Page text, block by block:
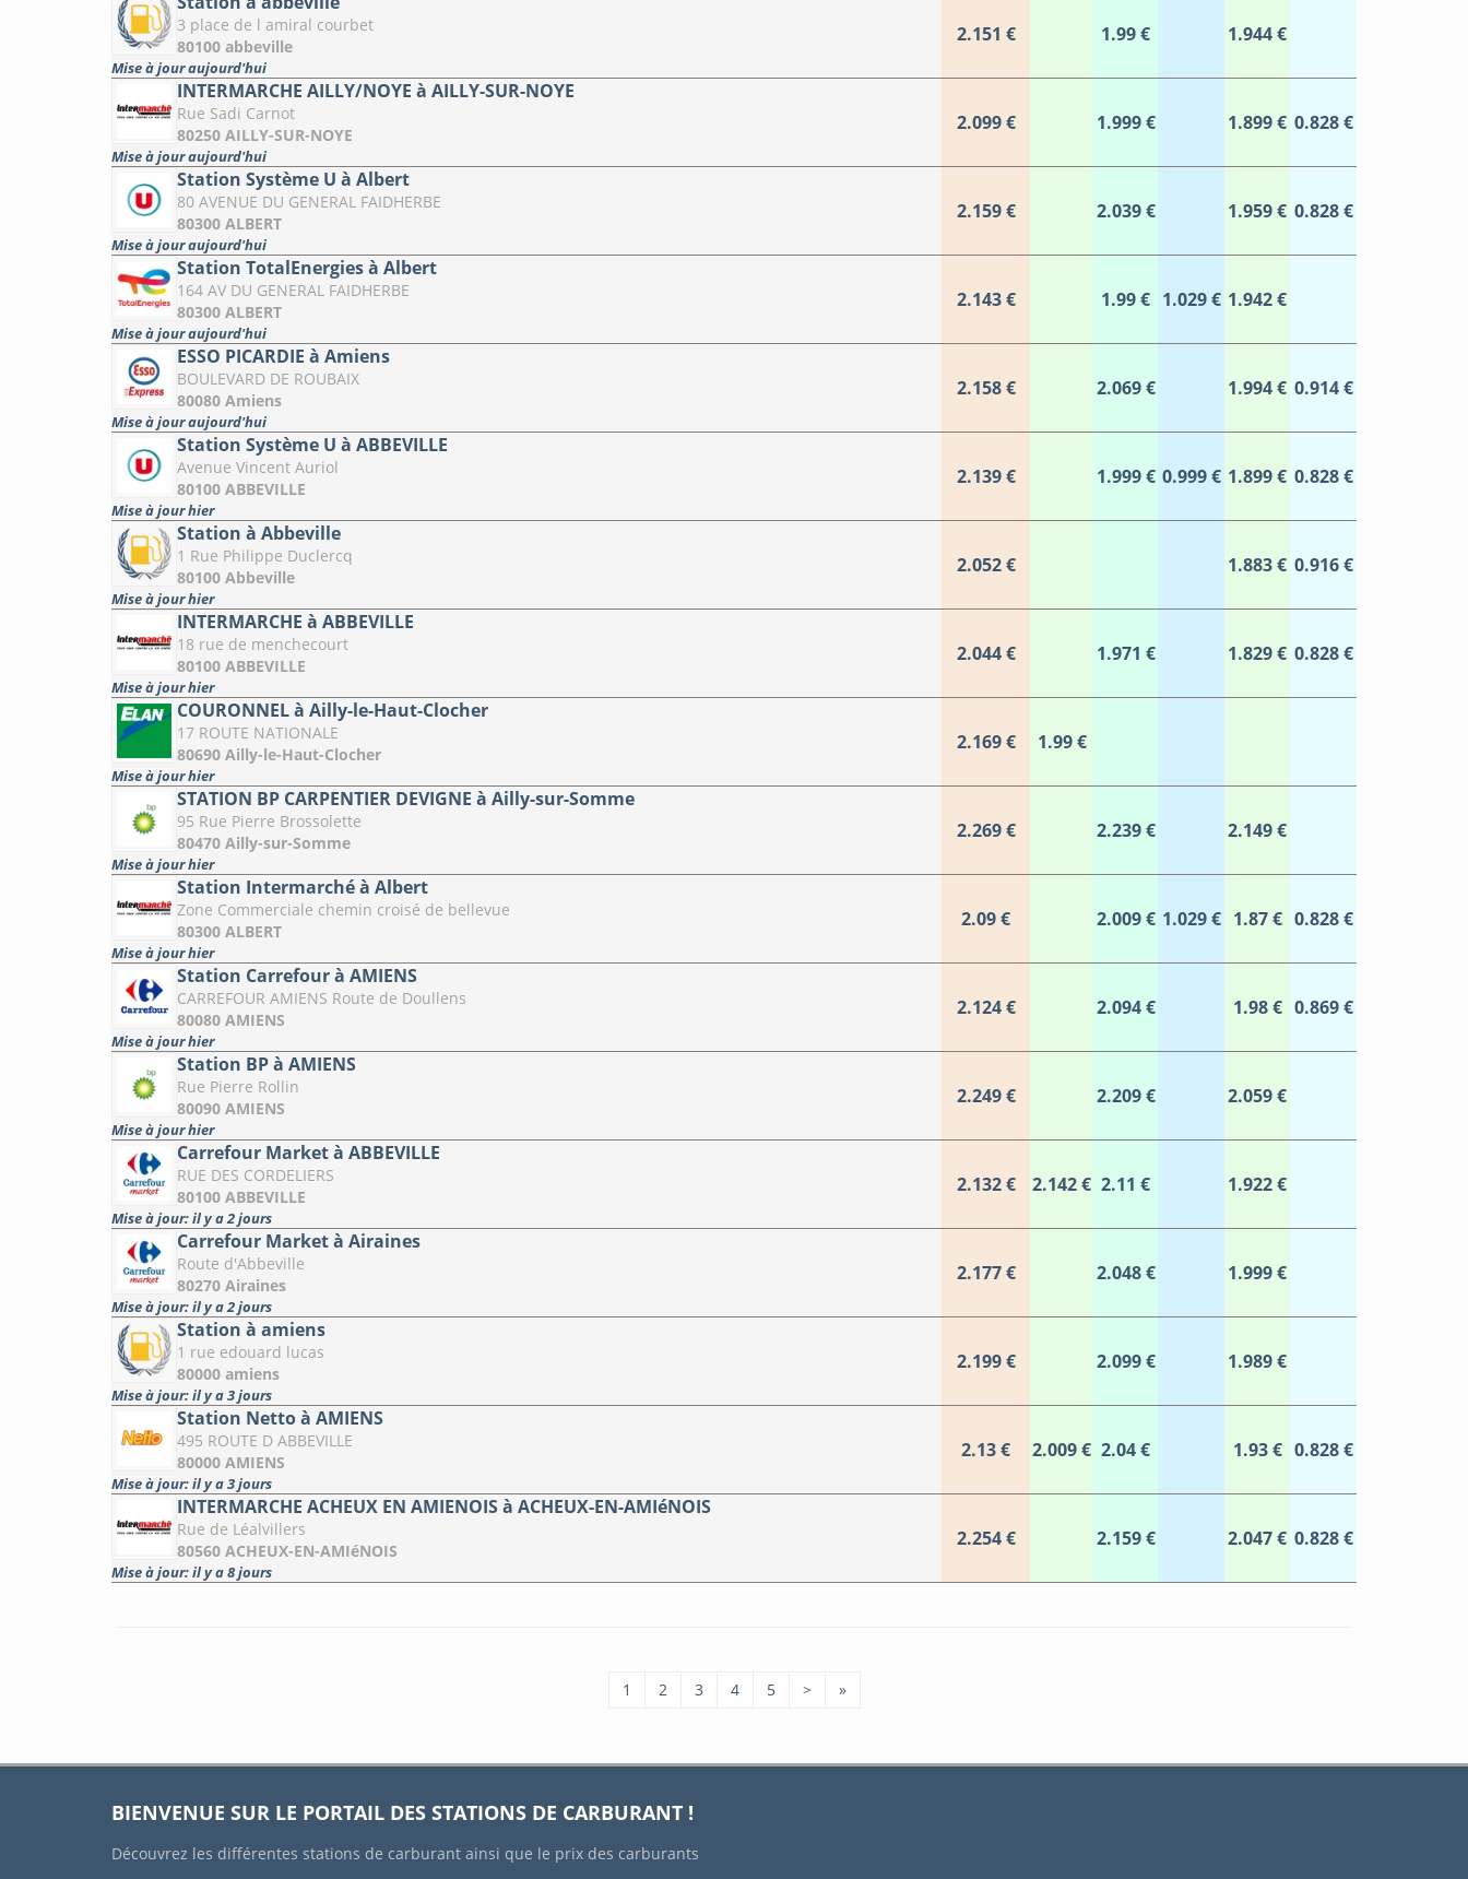
3 place de l amiral courbet
80100 abbeville
Mise à jour aujourd'hui
2.151 € 1.99 € 1.944 €
INTERMARCHE AILLY/NOYE à AILLY-SUR-NOYE
Rue Sadi Carnot
80250 AILLY-SUR-NOYE
Mise à jour aujourd'hui
2.099 € 1.999 € 1.899 € 0.828 €
Station Système U à Albert
80 AVENUE DU GENERAL FAIDHERBE
80300 ALBERT
Mise à jour aujourd'hui
2.159 € 2.039 € 1.959 € 0.828 €
Station TotalEnergies à Albert
164 AV DU GENERAL FAIDHERBE
80300 ALBERT
Mise à jour aujourd'hui
2.143 € 1.99 € 1.029 € 1.942 €
ESSO PICARDIE à Amiens
BOULEVARD DE ROUBAIX
80080 Amiens
Mise à jour aujourd'hui
2.158 € 2.069 € 1.994 € 0.914 €
Station Système U à ABBEVILLE
Avenue Vincent Auriol
80100 ABBEVILLE
Mise à jour hier
2.139 € 1.999 € 0.999 € 1.899 € 0.828 €
Station à Abbeville
1 Rue Philippe Duclercq
80100 Abbeville
Mise à jour hier
2.052 € 1.883 € 0.916 €
INTERMARCHE à ABBEVILLE
18 rue de menchecourt
80100 ABBEVILLE
Mise à jour hier
2.044 € 1.971 € 1.829 € 0.828 €
COURONNEL à Ailly-le-Haut-Clocher
17 ROUTE NATIONALE
80690 Ailly-le-Haut-Clocher
Mise à jour hier
2.169 € 1.99 €
STATION BP CARPENTIER DEVIGNE à Ailly-sur-Somme
95 Rue Pierre Brossolette
80470 Ailly-sur-Somme
Mise à jour hier
2.269 € 2.239 € 2.149 €
Station Intermarché à Albert
Zone Commerciale chemin croisé de bellevue
80300 ALBERT
Mise à jour hier
2.09 € 2.009 € 1.029 € 1.87 € 0.828 €
Station Carrefour à AMIENS
CARREFOUR AMIENS Route de Doullens
80080 AMIENS
Mise à jour hier
2.124 € 2.094 € 1.98 € 0.869 €
Station BP à AMIENS
Rue Pierre Rollin
80090 AMIENS
Mise à jour hier
2.249 € 2.209 € 2.059 €
Carrefour Market à ABBEVILLE
RUE DES CORDELIERS
80100 ABBEVILLE
Mise à jour: il y a 2 jours
2.132 € 2.142 € 2.11 € 1.922 €
Carrefour Market à Airaines
Route d'Abbeville
80270 Airaines
Mise à jour: il y a 2 jours
2.177 € 2.048 € 1.999 €
Station à amiens
1 rue edouard lucas
80000 amiens
Mise à jour: il y a 3 jours
2.199 € 2.099 € 1.989 €
Station Netto à AMIENS
495 ROUTE D ABBEVILLE
80000 AMIENS
Mise à jour: il y a 3 jours
2.13 € 2.009 € 2.04 € 1.93 € 0.828 €
INTERMARCHE ACHEUX EN AMIENOIS à ACHEUX-EN-AMIéNOIS
Rue de Léalvillers
80560 ACHEUX-EN-AMIéNOIS
Mise à jour: il y a 8 jours
2.254 € 2.159 € 2.047 € 0.828 €
1 2 3 4 5 > »
BIENVENUE SUR LE PORTAIL DES STATIONS DE CARBURANT !
Découvrez les différentes stations de carburant ainsi que le prix des carburants